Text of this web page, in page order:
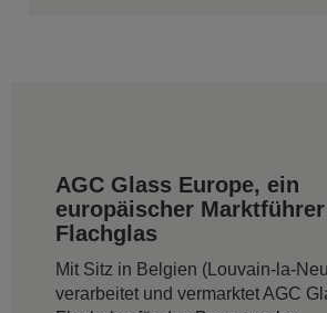
AGC Glass Europe, ein
europäischer
Flachglas
Mit Sitz in Belgien (Louvain-la-
verarbeitet und vermarktet AGC